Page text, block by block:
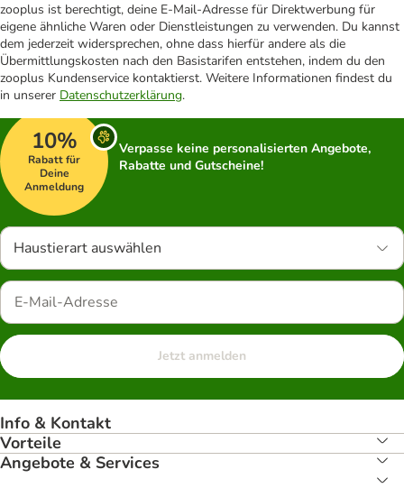
zooplus ist berechtigt, deine E-Mail-Adresse für Direktwerbung für
eigene ähnliche Waren oder Dienstleistungen zu verwenden. Du kannst
dem jederzeit widersprechen, ohne dass hierfür andere als die
Übermittlungskosten nach den Basistarifen entstehen, indem du den
zooplus Kundenservice kontaktierst. Weitere Informationen findest du
in unserer Datenschutzerklärung.
10%
Rabatt für
Deine
Anmeldung
Verpasse keine personalisierten Angebote,
Rabatte und Gutscheine!
Haustierart auswählen
Jetzt anmelden
Info & Kontakt
Vorteile
Angebote & Services